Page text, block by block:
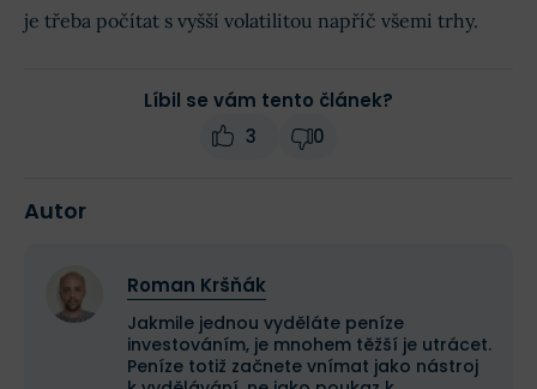
je třeba počítat s vyšší volatilitou napříč všemi trhy.
Líbil se vám tento článek?
3
0
Autor
Roman Kršňák
Jakmile jednou vyděláte peníze
investováním, je mnohem těžší je utrácet.
Peníze totiž začnete vnímat jako nástroj